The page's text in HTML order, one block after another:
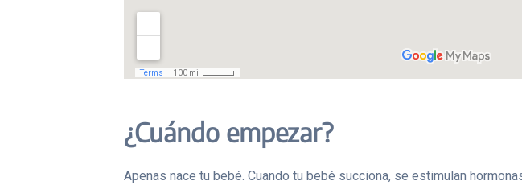
¿Cuándo empezar?
Apenas nace tu bebé. Cuando tu bebé succiona, se estimulan